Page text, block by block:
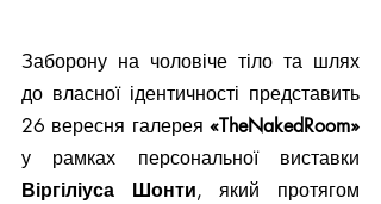
Заборону на чоловіче тіло та шлях
до власної ідентичності представить
26 вересня галерея «TheNakedRoom»
у рамках персональної виставки
Віргіліуса Шонти, який протягом